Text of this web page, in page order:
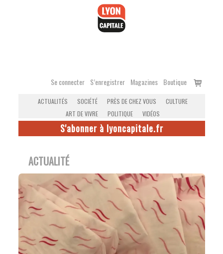
Se connecter S’enregistrer Magazines Boutique
Voir
ACTUALITÉS SOCIÉTÉ PRÈS DE CHEZ VOUS
CULTURE
ART DE VIVRE
POLITIQUE VIDÉOS
S'abonner à lyoncapitale.fr
ACTUALITÉ